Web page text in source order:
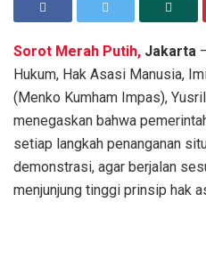
Sorot Merah Putih, Jakarta
Hukum, Hak Asasi Manusia,
(Menko Kumham Impas),
menegaskan bahwa
setiap langkah penanganan
demonstrasi, agar berjalan
menjunjung tinggi prinsip hak